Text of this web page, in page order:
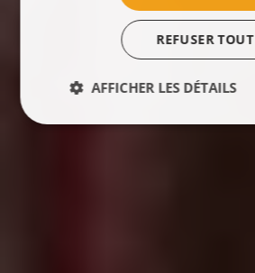
REFUSER TOUT
AFFICHER LES DÉTAILS